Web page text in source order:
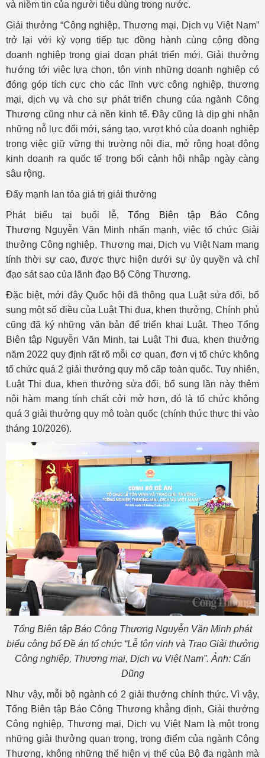
và niềm tin của người tiêu dùng trong nước.
Giải thưởng “Công nghiệp, Thương mại, Dịch vụ Việt Nam”
trở lại với kỳ vọng tiếp tục đồng hành cùng cộng đồng
doanh nghiệp trong giai đoạn phát triển mới. Giải thưởng
hướng tới việc lựa chọn, tôn vinh những doanh nghiệp có
đóng góp tích cực cho các lĩnh vực công nghiệp, thương
mại, dịch vụ và cho sự phát triển chung của ngành Công
Thương cũng như cả nền kinh tế. Đây cũng là dịp ghi nhận
những nỗ lực đổi mới, sáng tạo, vượt khó của doanh nghiệp
trong việc giữ vững thị trường nội địa, mở rộng hoạt động
kinh doanh ra quốc tế trong bối cảnh hội nhập ngày càng
sâu rộng.
Đẩy mạnh lan tỏa giá trị giải thưởng
Phát biểu tại buổi lễ,Tổng Biên tập Báo Công
Thương Nguyễn Văn Minh nhấn mạnh, việc tổ chức Giải
thưởng Công nghiệp, Thương mại, Dịch vụ Việt Nam mang
tính thời sự cao, được thực hiện dưới sự ủy quyền và chỉ
đạo sát sao của lãnh đạo Bộ Công Thương.
Đặc biệt, mới đây Quốc hội đã thông qua Luật sửa đổi, bổ
sung một số điều của Luật Thi đua, khen thưởng, Chính phủ
cũng đã ký những văn bản để triển khai Luật. Theo Tổng
Biên tập Nguyễn Văn Minh, tại Luật Thi đua, khen thưởng
năm 2022 quy định rất rõ mỗi cơ quan, đơn vị tổ chức không
tổ chức quá 2 giải thưởng quy mô cấp toàn quốc. Tuy nhiên,
Luật Thi đua, khen thưởng sửa đổi, bổ sung lần này thêm
nội hàm mang tính chất cởi mở hơn, đó là tổ chức không
quá 3 giải thưởng quy mô toàn quốc (chính thức thực thi vào
tháng 10/2026).
Tổng Biên tập Báo Công Thương Nguyễn Văn Minh phát
biểu công bố Đề án tổ chức “Lễ tôn vinh và Trao Giải thưởng
Công nghiệp, Thương mại, Dịch vụ Việt Nam”. Ảnh: Cấn
Dũng
Như vậy, mỗi bộ ngành có 2 giải thưởng chính thức. Vì vậy,
Tổng Biên tập Báo Công Thương khẳng định, Giải thưởng
Công nghiệp, Thương mại, Dịch vụ Việt Nam là một trong
những giải thưởng quan trọng, trọng điểm của ngành Công
Thương, không những thể hiện vị thế của Bộ đa ngành mà